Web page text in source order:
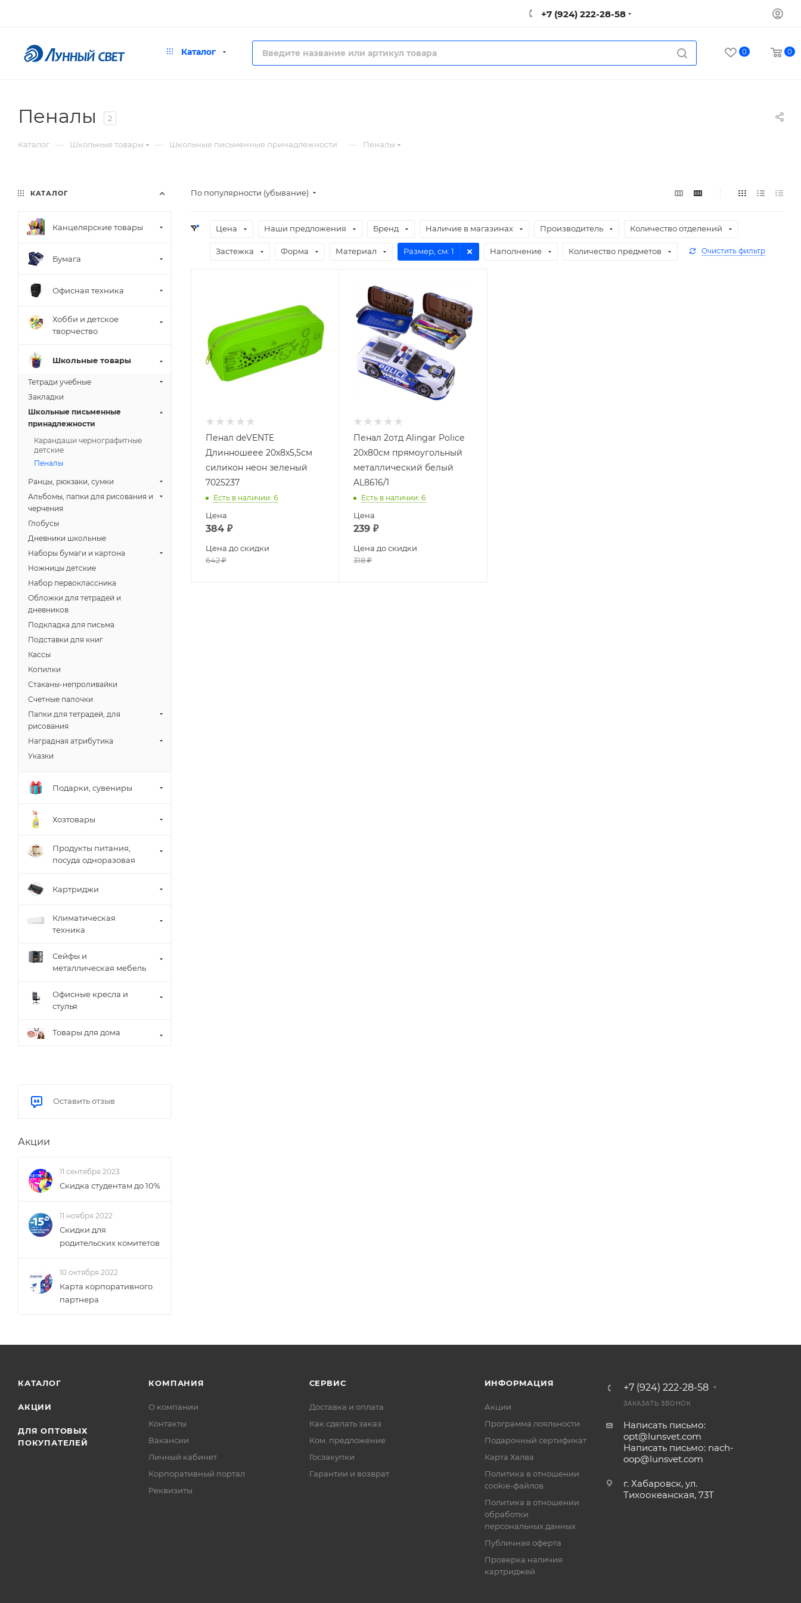
+7 (924) 222-28-58
Каталог 0 0
Пеналы 2
Каталог — Школьные товары — Школьные письменные принадлежности — Пеналы
По популярности (убывание)
Цена Наши предложения Бренд Наличие в магазинах Производитель Количество отделений
Застежка Форма Материал Размер, см: 1 Наполнение Количество предметов Очистить фильтр
Пенал deVENTE
Длинношеее 20x8x5,5см
силикон неон зеленый
7025237
Есть в наличии: 6
Цена
384 ₽
Цена до скидки
642₽
Пенал 2отд Alingar Police
20х80см прямоугольный
металлический белый
AL8616/1
Есть в наличии: 6
Цена
239 ₽
Цена до скидки
318₽
КАТАЛОГ
Канцелярские товары
Бумага
Офисная техника
Хобби и детское
творчество
Школьные товары
Тетради учебные
Закладки
Школьные письменные
принадлежности
Карандаши чернографитные
детские
Пеналы
Ранцы, рюкзаки, сумки
Альбомы, папки для рисования и
черчения
Глобусы
Дневники школьные
Наборы бумаги и картона
Ножницы детские
Набор первоклассника
Обложки для тетрадей и
дневников
Подкладка для письма
Подставки для книг
Кассы
Копилки
Стаканы-непроливайки
Счетные палочки
Папки для тетрадей, для
рисования
Наградная атрибутика
Указки
Подарки, сувениры
Хозтовары
Продукты питания,
посуда одноразовая
Картриджи
Климатическая
техника
Сейфы и
металлическая мебель
Офисные кресла и
стулья
Товары для дома
Оставить отзыв
Акции
11 сентября 2023
Скидка студентам до 10%
11 ноября 2022
Скидки для
родительских комитетов
10 октября 2022
Карта корпоративного
партнера
КАТАЛОГ
АКЦИИ
ДЛЯ ОПТОВЫХ
ПОКУПАТЕЛЕЙ
КОМПАНИЯ
О компании
Контакты
Вакансии
Личный кабинет
Корпоративный портал
Реквизиты
СЕРВИС
Доставка и оплата
Как сделать заказ
Ком. предложение
Госзакупки
Гарантии и возврат
ИНФОРМАЦИЯ
Акции
Программа лояльности
Подарочный сертификат
Карта Халва
Политика в отношении
cookie-файлов
Политика в отношении
обработки
персональных данных
Публичная оферта
Проверка наличия
картриджей
+7 (924) 222-28-58
ЗАКАЗАТЬ ЗВОНОК
Написать письмо:
opt@lunsvet.com
Написать письмо: nach-
oop@lunsvet.com
г. Хабаровск, ул.
Тихоокеанская, 73Т